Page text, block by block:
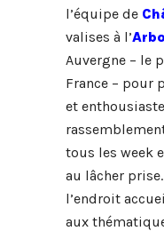
l’équipe de
valises à l’
Auvergne – le
France – pour
et
tous les week
au lâcher
l’endroit
aux